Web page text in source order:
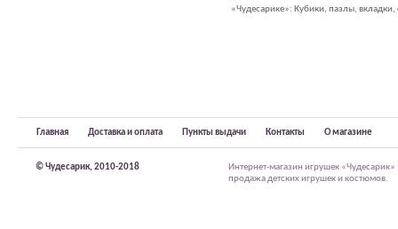
«Чудесарике»: Кубики, пазлы,
Главная Доставка и оплата Пункты выдачи Контакты О магазине
© Чудесарик, 2010-2018
Интернет-магазин игрушек
продажа детских игрушек и костюмов.